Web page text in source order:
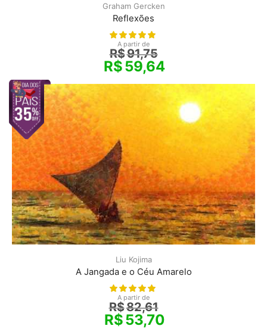
Graham Gercken
Reflexões
A partir de
R$91,75
R$59,64
Liu Kojima
A Jangada e o Céu Amarelo
A partir de
R$82,61
R$53,70